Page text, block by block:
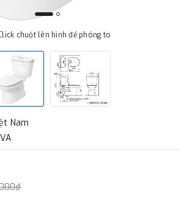
chuột lên hình để phóng to
Nam